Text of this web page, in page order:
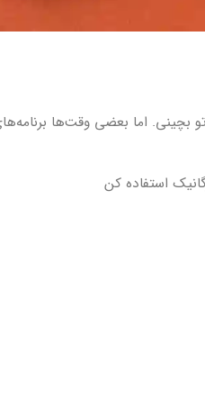
بچینی. اما بعضی وقت‌ها
استفاده کن